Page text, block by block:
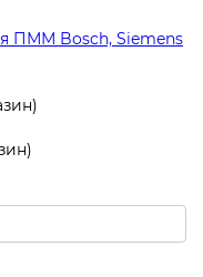
ПММ Bosch, Siemens